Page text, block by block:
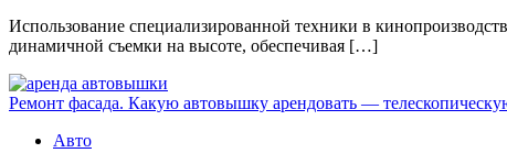
Использование специализированной техники в
динамичной съемки на высоте, обеспечивая […]
Ремонт фасада. Какую автовышку арендовать —
Авто